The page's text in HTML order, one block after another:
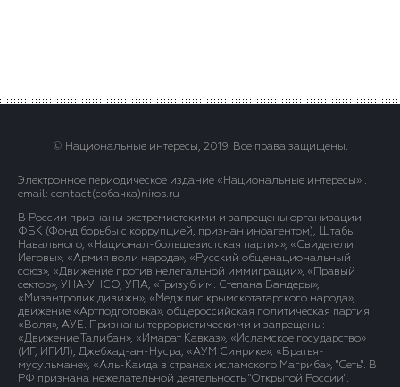
© Национальные интересы, 2019. Все права защищены.
Электронное периодическое издание «Национальные интересы» .
email: contact(сoбaчка)niros.ru
В России признаны экстремистскими и запрещены организации
ФБК (Фонд борьбы с коррупцией, признан иноагентом), Штабы
Навального, «Национал-большевистская партия», «Свидетели
Иеговы», «Армия воли народа», «Русский общенациональный
союз», «Движение против нелегальной иммиграции», «Правый
сектор», УНА-УНСО, УПА, «Тризуб им. Степана Бандеры»,
«Мизантропик дивижн», «Меджлис крымскотатарского народа»,
движение «Артподготовка», общероссийская политическая партия
«Воля», АУЕ. Признаны террористическими и запрещены:
«Движение Талибан», «Имарат Кавказ», «Исламское государство»
(ИГ, ИГИЛ), Джебхад-ан-Нусра, «АУМ Синрике», «Братья-
мусульмане», «Аль-Каида в странах исламского Магриба», "Сеть". В
РФ признана нежелательной деятельность "Открытой России".